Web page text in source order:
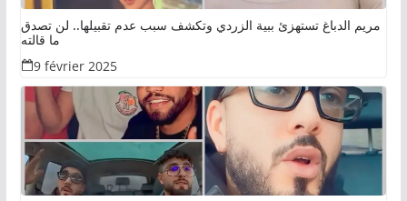
مريم الدباغ تستهزئ ببية الزردي وتكشف سبب عدم تقبيلها.. لن تصدق
ما قالته
9 février 2025